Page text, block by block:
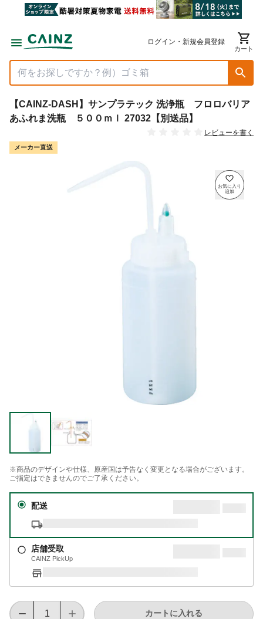
ログイン・新規会員登録
カート
【CAINZ-DASH】サンプラテック 洗浄瓶 フロロバリア
あふれま洗瓶 ５００ｍｌ 27032【別送品】
レビューを書く
メーカー直送
※商品のデザインや仕様、原産国は予告なく変更となる場合がございます。
ご指定はできませんのでご了承ください。
配送
店舗受取
CAINZ PickUp
カートに入れる